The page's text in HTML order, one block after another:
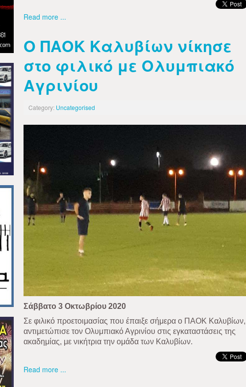
Read more ...
Ο ΠΑΟΚ Καλυβίων νίκησε
στο φιλικό με Ολυμπιακό
Αγρινίου
Category: Uncategorised
Σάββατο 3 Οκτωβρίου 2020
Σε φιλικό προετοιμασίας που έπαιξε σήμερα ο ΠΑΟΚ Καλυβίων,
αντιμετώπισε τον Ολυμπιακό Αγρινίου στις εγκαταστάσεις της
ακαδημίας, με νικήτρια την ομάδα των Καλυβίων.
Read more ...